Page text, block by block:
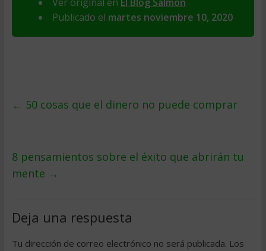
Publicado el martes noviembre 10, 2020
← 50 cosas que el dinero no puede comprar
8 pensamientos sobre el éxito que abrirán tu
mente →
Deja una respuesta
Tu dirección de correo electrónico no será publicada. Los